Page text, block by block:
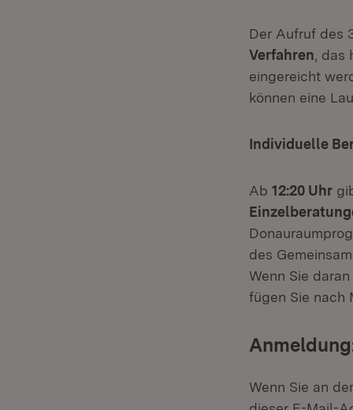
Der Aufruf des
Verfahren ,
eingereicht
können eine
Individuelle
Ab 12:20 Uhr
des
Wenn Sie
fügen Sie nach
Wenn Sie an